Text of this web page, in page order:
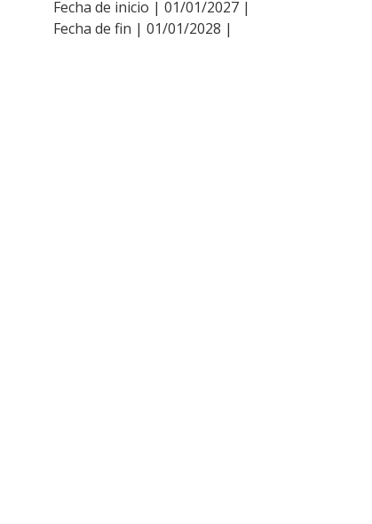
Fecha de inicio | 01/01/2027 |
Fecha de fin | 01/01/2028 |